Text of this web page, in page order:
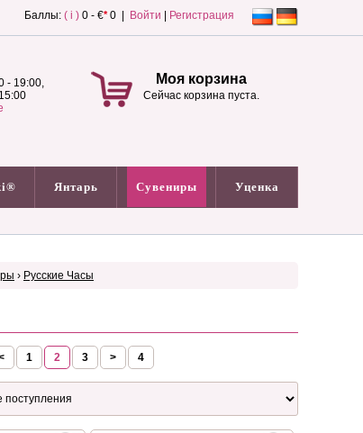
Баллы: ( i ) 0 - €*0 | Войти Регистрация
- 19:00,
Моя корзина
Сейчас корзина пуста.
Янтарь Сувениры Уценка
› Русские Часы
1 2 3 > 4